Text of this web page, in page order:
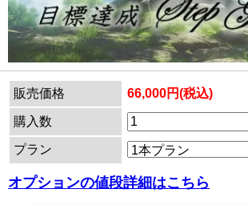
販売価格 66,000円(税込)
購入数
プラン
オプションの値段詳細はこちら